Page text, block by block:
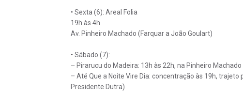
• Sexta (6): Areal Folia
19h às 4h
Av. Pinheiro Machado (Farquar a João Goulart)
• Sábado (7):
– Pirarucu do Madeira: 13h às 22h, na Pinheiro
– Até Que a Noite Vire Dia: concentração às 19h,
Presidente Dutra)